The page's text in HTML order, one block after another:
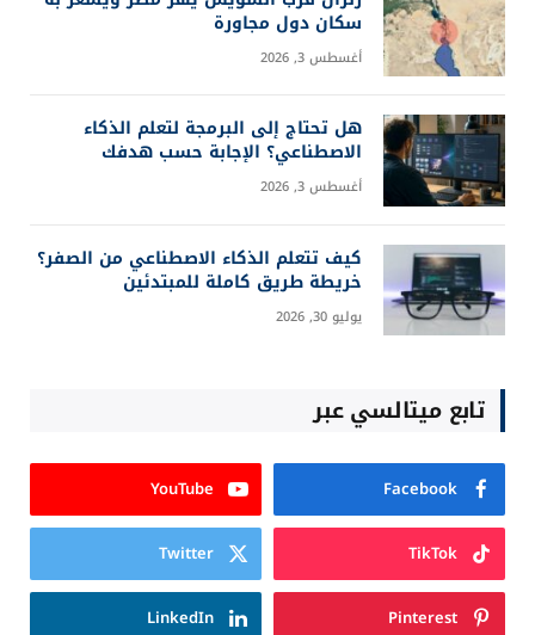
سكان دول مجاورة
أغسطس 3, 2026
هل تحتاج إلى البرمجة لتعلم الذكاء
الاصطناعي؟ الإجابة حسب هدفك
أغسطس 3, 2026
كيف تتعلم الذكاء الاصطناعي من الصفر؟
خريطة طريق كاملة للمبتدئين
يوليو 30, 2026
تابع ميتالسي عبر
Facebook
YouTube
TikTok
Twitter
Pinterest
LinkedIn